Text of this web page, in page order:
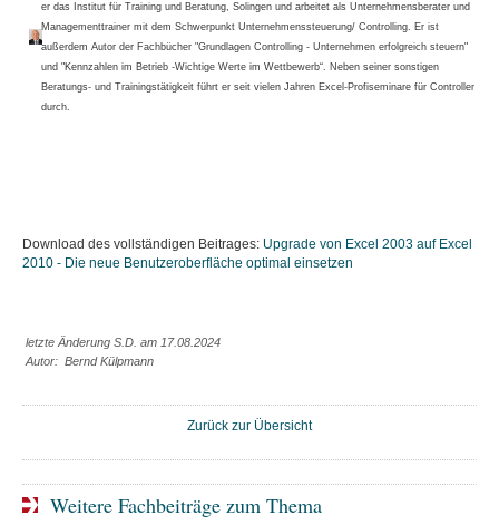
er das Institut für Training und Beratung, Solingen und arbeitet als Unternehmensberater und
Managementtrainer mit dem Schwerpunkt Unternehmenssteuerung/ Controlling. Er ist
außerdem Autor der Fachbücher "Grundlagen Controlling - Unternehmen erfolgreich steuern"
und "Kennzahlen im Betrieb -Wichtige Werte im Wettbewerb“. Neben seiner sonstigen
Beratungs- und Trainingstätigkeit führt er seit vielen Jahren Excel-Profiseminare für Controller
durch.
Download des vollständigen Beitrages: Upgrade von Excel 2003 auf Excel
2010 - Die neue Benutzeroberfläche optimal einsetzen
letzte Änderung S.D. am 17.08.2024
Autor: Bernd Külpmann
Zurück zur Übersicht
Weitere Fachbeiträge zum Thema